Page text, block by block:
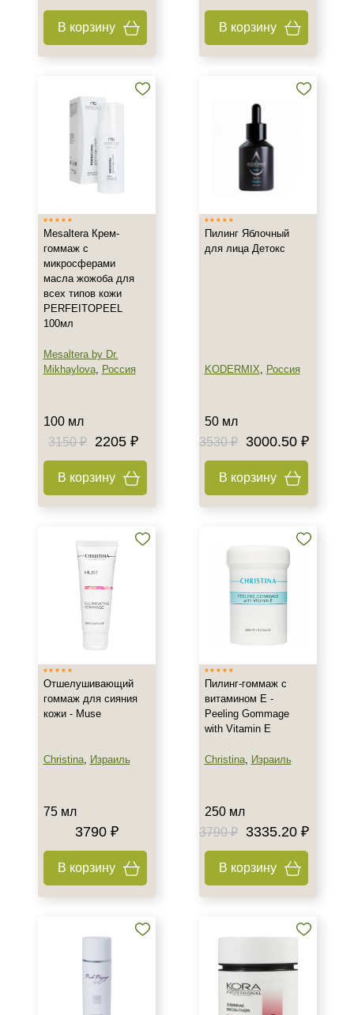
Жирная
Зрелая
Любой возраст (от 18 лет)
После 20
Показать еще
Действие
Восстановление
Матирование
Обезжиривание
Показать еще
Акне
Воспаление
Показать еще
Применение
После пилинга
Гладкость
Защита от УФ-лучей
Веки
Губы
туба 60 шт
1 шт
AHA-кислоты
Азелаиновая кислота
В корзину В корзину
Mesaltera Крем-
гоммаж с
микросферами
масла жожоба для
всех типов кожи
PERFEITOPEEL
100мл
Mesaltera by Dr.
Mikhaylova, Россия
100 мл
3150 ₽
2205 ₽
В корзину
Пилинг Яблочный
для лица Детокс
KODERMIX, Россия
50 мл
3530 ₽
3000.50 ₽
В корзину
Отшелушивающий
гоммаж для сияния
кожи - Muse
Christina, Израиль
75 мл
3790 ₽
В корзину
Пилинг-гоммаж с
витамином Е -
Peeling Gommage
with Vitamin E
Christina, Израиль
250 мл
3790 ₽
3335.20 ₽
В корзину